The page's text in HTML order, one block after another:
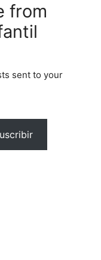
from
sent to your